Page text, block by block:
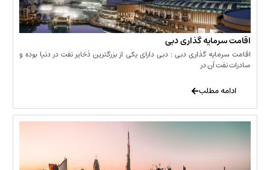
گذاری دبی
گذاری دبی : دبی دارای یکی از بزرگترین ذخایر نفت در دنیا بوده و